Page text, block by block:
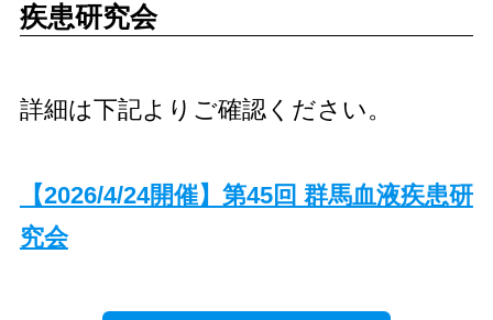
疾患研究会
詳細は下記よりご確認ください。
【2026/4/24開催】第45回 群⾺⾎液疾患研
究会